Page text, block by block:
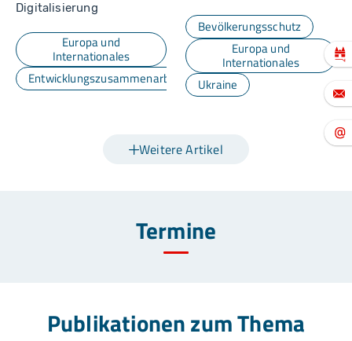
Digitalisierung
Europa und
Internationales
Entwicklungszusammenarbeit
Bevölkerungsschutz
Europa und
Internationales
Ukraine
Weitere Artikel
Termine
Publikationen zum Thema